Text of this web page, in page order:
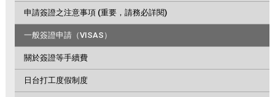
申請簽證之注意事項 (重要，請務必詳閱)
一般簽證申請（VISAS）
關於簽證等手續費
日台打工度假制度